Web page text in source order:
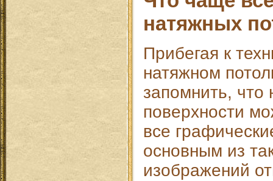
натяжных
Прибегая к
натяжном
запомнить, что
поверхности
все
основным из
изображений